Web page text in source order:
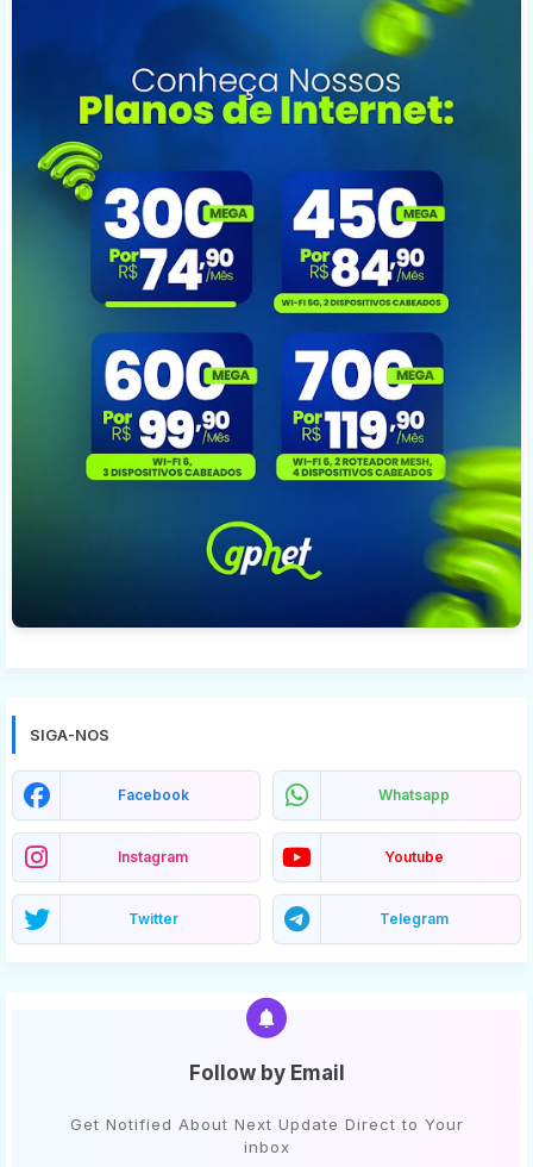
SIGA-NOS
Facebook Whatsapp
Instagram Youtube
Twitter Telegram
Follow by Email
Get Notified About Next Update Direct to Your
inbox